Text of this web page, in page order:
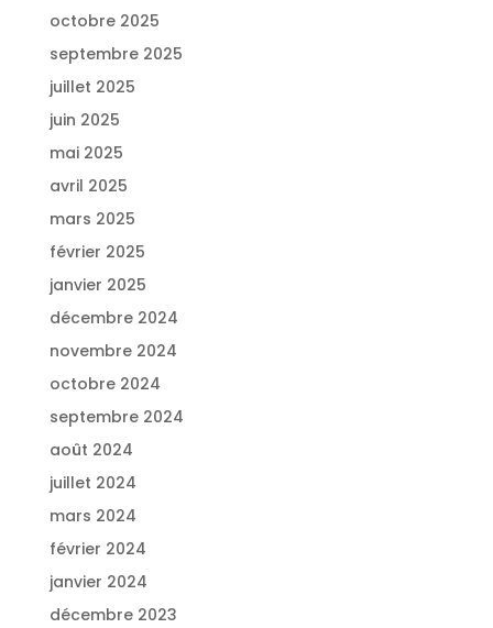
octobre 2025
septembre 2025
juillet 2025
juin 2025
mai 2025
avril 2025
mars 2025
février 2025
janvier 2025
décembre 2024
novembre 2024
octobre 2024
septembre 2024
août 2024
juillet 2024
mars 2024
février 2024
janvier 2024
décembre 2023